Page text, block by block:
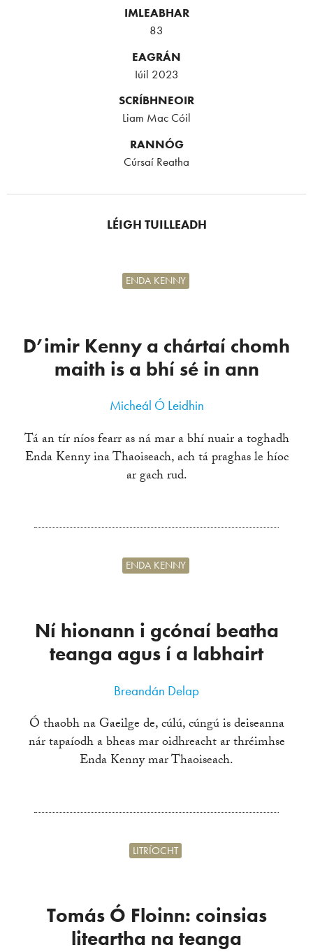
IMLEABHAR
83
EAGRÁN
Iúil 2023
SCRÍBHNEOIR
Liam Mac Cóil
RANNÓG
Cúrsaí Reatha
LÉIGH TUILLEADH
D’imir Kenny a chártaí chomh
maith is a bhí sé in ann
ENDA KENNY
Micheál Ó Leidhin
Tá an tír níos fearr as ná mar a bhí nuair a toghadh
Enda Kenny ina Thaoiseach, ach tá praghas le híoc
ar gach rud.
Ní hionann i gcónaí beatha
teanga agus í a labhairt
ENDA KENNY
Breandán Delap
Ó thaobh na Gaeilge de, cúlú, cúngú is deiseanna
nár tapaíodh a bheas mar oidhreacht ar thréimhse
Enda Kenny mar Thaoiseach.
Tomás Ó Floinn: coinsias
liteartha na teanga
LITRÍOCHT